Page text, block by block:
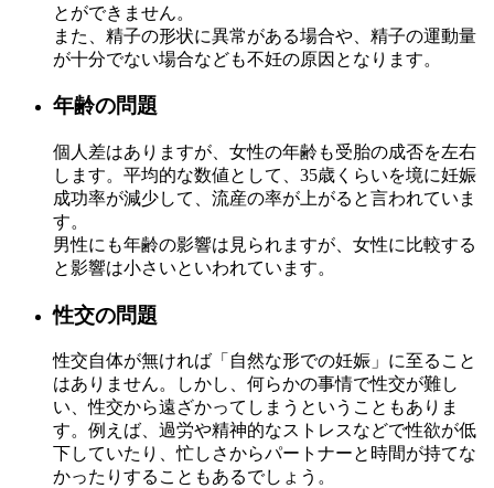
とができません。
また、精子の形状に異常がある場合や、精子の運動量
が十分でない場合なども不妊の原因となります。
年齢の問題
個人差はありますが、女性の年齢も受胎の成否を左右
します。平均的な数値として、35歳くらいを境に妊娠
成功率が減少して、流産の率が上がると言われていま
す。
男性にも年齢の影響は見られますが、女性に比較する
と影響は小さいといわれています。
性交の問題
性交自体が無ければ「自然な形での妊娠」に至ること
はありません。しかし、何らかの事情で性交が難し
い、性交から遠ざかってしまうということもありま
す。例えば、過労や精神的なストレスなどで性欲が低
下していたり、忙しさからパートナーと時間が持てな
かったりすることもあるでしょう。